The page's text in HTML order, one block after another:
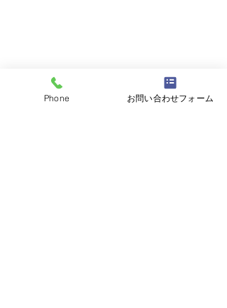
Phone お問い合わせフォーム